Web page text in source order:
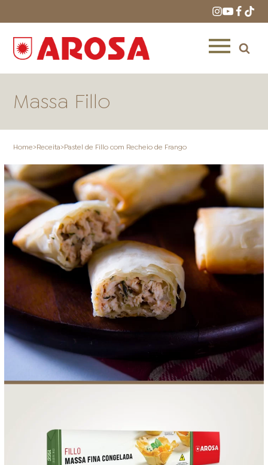
ONDE COMPRAR LOJAS AROSA
DISTRIBUIDORES E
REPRESENTANTES
FOOD SERVICE AGENDA DE CURSOS
INVERNO SAC ACESSO PARA PARCEIROS
Massa Fillo
Home>Receita>Pastel de Fillo com Recheio de Frango